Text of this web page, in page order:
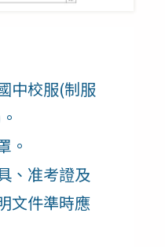
中校服(制服
。
、准考證及
文件準時應